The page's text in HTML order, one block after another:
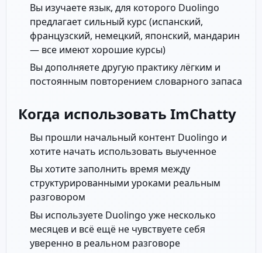
Вы изучаете язык, для которого Duolingo
предлагает сильный курс (испанский,
французский, немецкий, японский, мандарин
— все имеют хорошие курсы)
Вы дополняете другую практику лёгким и
постоянным повторением словарного запаса
Когда использовать ImChatty
Вы прошли начальный контент Duolingo и
хотите начать использовать выученное
Вы хотите заполнить время между
структурированными уроками реальным
разговором
Вы используете Duolingo уже несколько
месяцев и всё ещё не чувствуете себя
уверенно в реальном разговоре